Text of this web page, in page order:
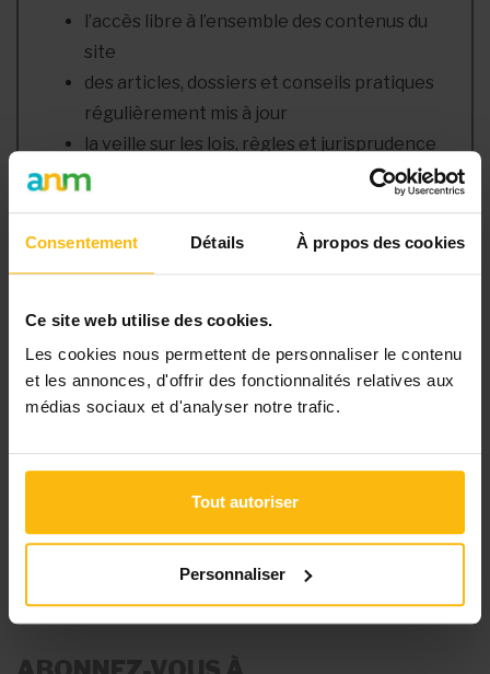
Consentement Détails À propos des cookies
Ce site web utilise des cookies.
Les cookies nous permettent de personnaliser le contenu
et les annonces, d'offrir des fonctionnalités relatives aux
médias sociaux et d'analyser notre trafic.
Tout autoriser
Personnaliser
l’accès libre à l’ensemble des contenus du
site
des articles, dossiers et conseils pratiques
régulièrement mis à jour
la veille sur les lois, règles et jurisprudence
une boîte à outils avec des modèles et
une newsletter hebdomadaire adaptée à
Pour continuer la lecture, créez votre compte (si
ce n’est pas encore fait) et choisissez la formule
qui correspond à votre structure.
S’ABONNER
VOIR LES TARIFS